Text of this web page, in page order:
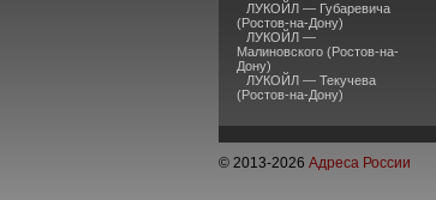
ЛУКОЙЛ — Губаревича
(Ростов-на-Дону)
ЛУКОЙЛ —
Малиновского (Ростов-на-
Дону)
ЛУКОЙЛ — Текучева
(Ростов-на-Дону)
© 2013-2026 Адреса России